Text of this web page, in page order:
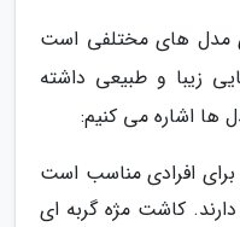
مدل های مختلفی است
زیبا و طبیعی داشته
ها اشاره می کنیم:
افرادی مناسب است
کاشت مژه گربه ای